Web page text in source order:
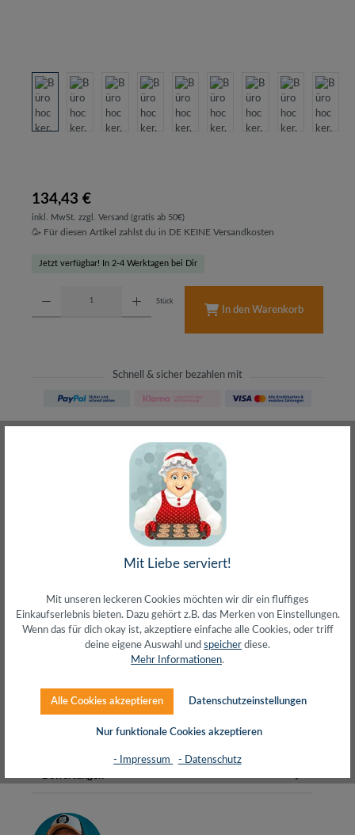
134,43 €
inkl. MwSt. zzgl. Versand (gratis ab 50€)
🥳 Für diesen Artikel zahlst du in DE KEINE Versandkosten
Jetzt verfügbar! In 2-4 Werktagen bei Dir
Stück
In den Warenkorb
Schnell & sicher bezahlen mit
meist direkt aus Waiblingen
30 Tage Rückgaberecht
ohne Risiko bestellen
– Frag den Profi!
kostenlos und persönlich
Über 20+ Jahre Erfahrung
ergonomische Hocker schafft eine dynamische, gesündere
und innovative…Mehr
Mit Liebe serviert!
Mit unseren leckeren Cookies möchten wir dir ein fluffiges
Einkaufserlebnis bieten. Dazu gehört z.B. das Merken von Einstellungen.
Wenn das für dich okay ist, akzeptiere einfache alle Cookies, oder triff
deine eigene Auswahl und speicher diese.
Mehr Informationen.
Alle Cookies akzeptieren Datenschutzeinstellungen
Nur funktionale Cookies akzeptieren
- Impressum - Datenschutz